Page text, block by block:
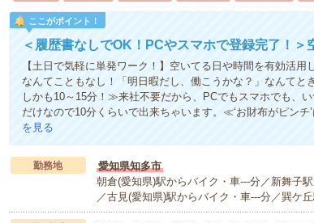
ここがポイント！
＜履歴書なしでOK！PCやスマホで登録完了！＞
【土日で気軽に単発ワーク！】空いてる日や時間を有効活
なんてこともなし！「明日暇だし、働こうかな？」なんて
しかも10～15分！≫来社不要だから、PCでもスマホでも、
だけなので10分くらいで出来ちゃいます。≪‘お財布がピン
を見る
勤務地
愛知県知多市
朝倉(愛知県)駅からバイク・車---分／新舞子
／古見(愛知県)駅からバイク・車---分／巽ケ